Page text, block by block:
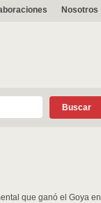
Nosotros
que ganó el Goya en